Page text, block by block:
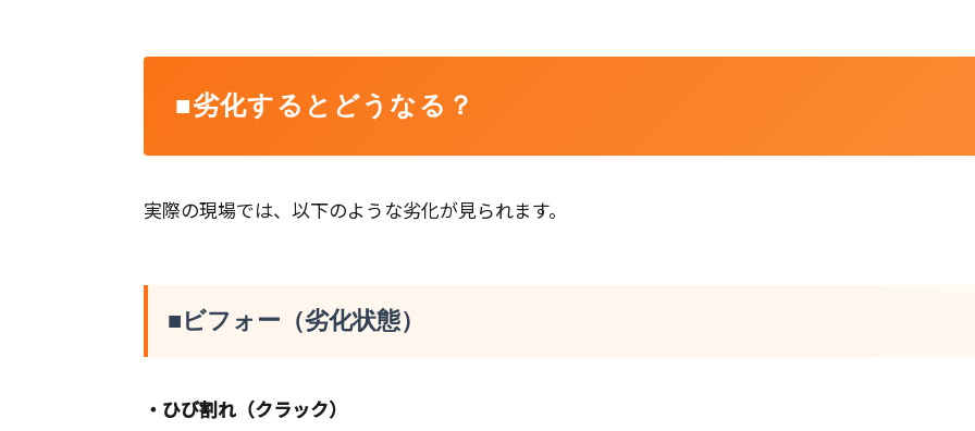
■劣化するとどうなる？
実際の現場では、以下のような劣化が見られます。
■ビフォー（劣化状態）
・ひび割れ（クラック）